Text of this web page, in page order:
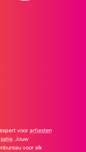
voor artiesten
. Jouw
voor elk